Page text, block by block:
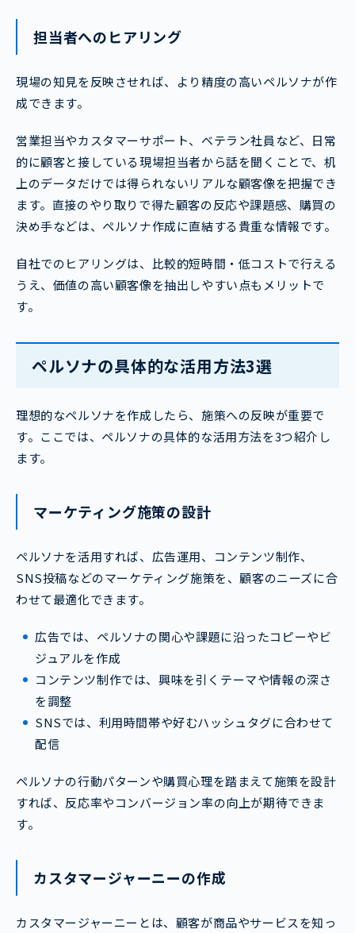
担当者へのヒアリング
現場の知見を反映させれば、より精度の高いペルソナが作
成できます。
営業担当やカスタマーサポート、ベテラン社員など、日常
的に顧客と接している現場担当者から話を聞くことで、机
上のデータだけでは得られないリアルな顧客像を把握でき
ます。直接のやり取りで得た顧客の反応や課題感、購買の
決め手などは、ペルソナ作成に直結する貴重な情報です。
自社でのヒアリングは、比較的短時間・低コストで行える
うえ、価値の高い顧客像を抽出しやすい点もメリットで
す。
ペルソナの具体的な活用方法3選
理想的なペルソナを作成したら、施策への反映が重要で
す。ここでは、ペルソナの具体的な活用方法を3つ紹介し
ます。
マーケティング施策の設計
ペルソナを活用すれば、広告運用、コンテンツ制作、
SNS投稿などのマーケティング施策を、顧客のニーズに合
わせて最適化できます。
広告では、ペルソナの関心や課題に沿ったコピーやビ
ジュアルを作成
コンテンツ制作では、興味を引くテーマや情報の深さ
を調整
SNSでは、利用時間帯や好むハッシュタグに合わせて
配信
ペルソナの行動パターンや購買心理を踏まえて施策を設計
すれば、反応率やコンバージョン率の向上が期待できま
す。
カスタマージャーニーの作成
カスタマージャーニーとは、顧客が商品やサービスを知っ